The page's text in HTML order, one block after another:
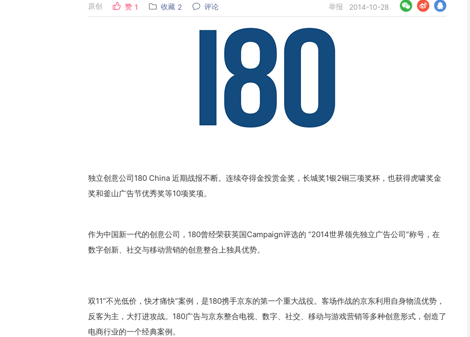
原创 赞 1 收藏 2 评论 举报 2014-10-28
独立创意公司180 China 近期战报不断。连续夺得金投赏金奖，长城奖1银2铜三项奖杯，也获得虎啸奖金
奖和釜山广告节优秀奖等10项奖项。
作为中国新一代的创意公司，180曾经荣获英国Campaign评选的 “2014世界领先独立广告公司”称号，在
数字创新、社交与移动营销的创意整合上独具优势。
双11“不光低价，快才痛快”案例，是180携手京东的第一个重大战役。客场作战的京东利用自身物流优势，
反客为主，大打进攻战。180广告与京东整合电视、数字、社交、移动与游戏营销等多种创意形式，创造了
电商行业的一个经典案例。